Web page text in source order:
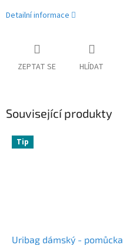
Detailní informace
ZEPTAT SE HLÍDAT
Související produkty
Tip
Uribag dámský - pomůcka